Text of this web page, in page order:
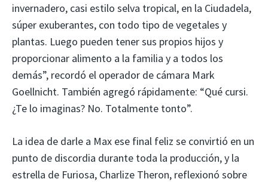
invernadero, casi estilo selva tropical, en la Ciudadela,
súper exuberantes, con todo tipo de vegetales y
plantas. Luego pueden tener sus propios hijos y
proporcionar alimento a la familia y a todos los
demás”, recordó el operador de cámara Mark
Goellnicht. También agregó rápidamente: “Qué cursi.
¿Te lo imaginas? No. Totalmente tonto”.
La idea de darle a Max ese final feliz se convirtió en un
punto de discordia durante toda la producción, y la
estrella de Furiosa, Charlize Theron, reflexionó sobre